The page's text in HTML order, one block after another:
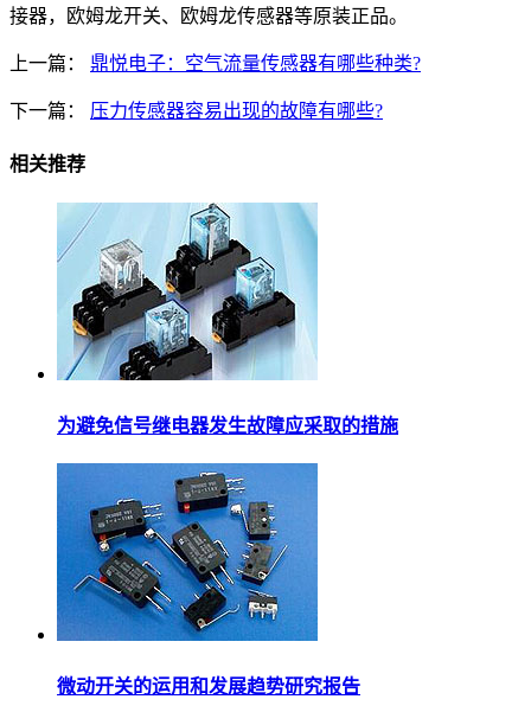
接器，欧姆龙开关、欧姆龙传感器等原装正品。
上一篇： 鼎悦电子：空气流量传感器有哪些种类?
下一篇： 压力传感器容易出现的故障有哪些?
相关推荐
为避免信号继电器发生故障应采取的措施
微动开关的运用和发展趋势研究报告